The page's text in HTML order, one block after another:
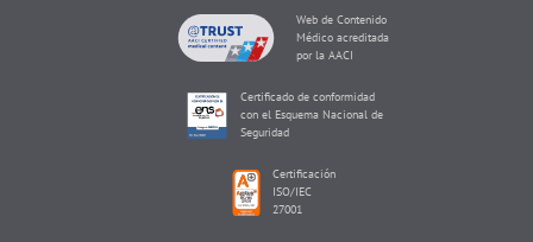
Web de Contenido
Médico acreditada
por la AACI
Certificado de conformidad
con el Esquema Nacional de
Seguridad
Certificación
ISO/IEC
27001